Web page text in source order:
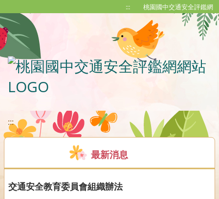
::: 桃園國中交通安全評鑑網
:::
最新消息
交通安全教育委員會組織辦法